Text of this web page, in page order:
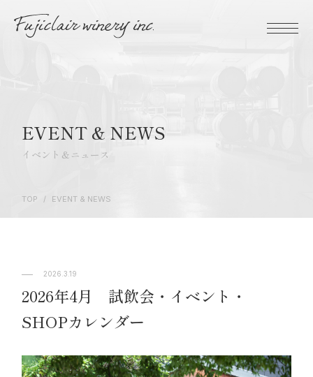
EVENT & NEWS
イベント＆ニュース
TOP / EVENT & NEWS
2026.3.19
2026年4月 試飲会・イベント・
SHOPカレンダー